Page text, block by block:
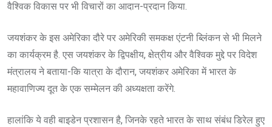
वैश्विक विकास पर भी विचारों का आदान-प्रदान किया.
जयशंकर के इस अमेरिका दौरे पर अमेरिकी समकक्ष एंटनी ब्लिंकन से भी मिलने
का कार्यक्रम है. एस जयशंकर के द्विपक्षीय, क्षेत्रीय और वैश्विक मुद्दे पर विदेश
मंत्रालय ने बताया-कि यात्रा के दौरान, जयशंकर अमेरिका में भारत के
महावाणिज्य दूत के एक सम्मेलन की अध्यक्षता करेंगे.
हालांकि ये वही बाइडेन प्रशासन है, जिनके रहते भारत के साथ संबंध डिरेल हुए